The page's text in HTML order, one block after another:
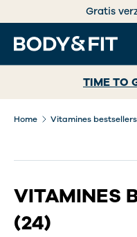
GA NAAR INHOUD
Zoeken
TIME TO
Home Vitamines bestsellers
VITAMINES
(24)